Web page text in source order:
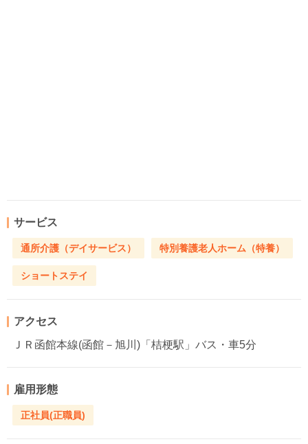
サービス
通所介護（デイサービス） 特別養護老人ホーム（特養）
ショートステイ
アクセス
ＪＲ函館本線(函館－旭川)「桔梗駅」バス・車5分
雇用形態
正社員(正職員)